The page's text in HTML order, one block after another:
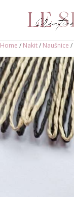
Home / Nakit/ Naušnice /